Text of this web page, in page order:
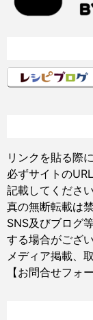
リンクを貼る際
必ずサイトの
記載してくださ
真の無断転載は
SNS及びブログ
する場合がござい
メディア掲載、
【お問合せフォー